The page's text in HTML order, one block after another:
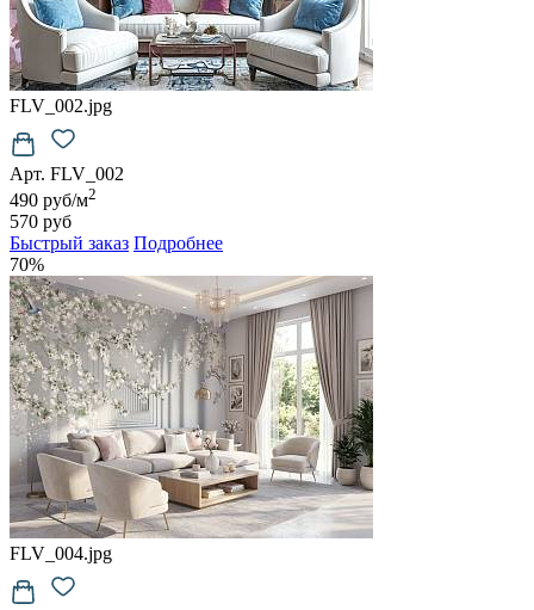
FLV_002.jpg
Арт. FLV_002
490 руб/м2
570 руб
Быстрый заказ Подробнее
70%
FLV_004.jpg